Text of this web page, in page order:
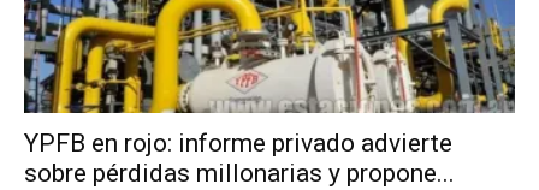
YPFB en rojo: informe privado advierte
sobre pérdidas millonarias y propone...